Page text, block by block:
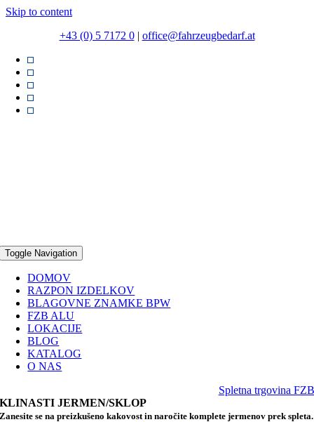
Skip to content
+43 (0) 5 7172 0| office@fahrzeugbedarf.at
Toggle Navigation
DOMOV
RAZPON IZDELKOV
BLAGOVNE ZNAMKE BPW
FZB ALU
LOKACIJE
BLOG
KATALOG
O NAS
Spletna trgovina FZB
KLINASTI JERMEN/SKLOP
Zanesite se na preizkušeno kakovost in naročite komplete jermenov prek spleta.